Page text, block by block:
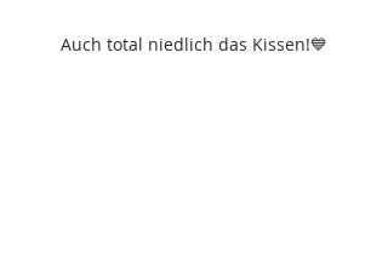
Auch total niedlich das Kissen!💙